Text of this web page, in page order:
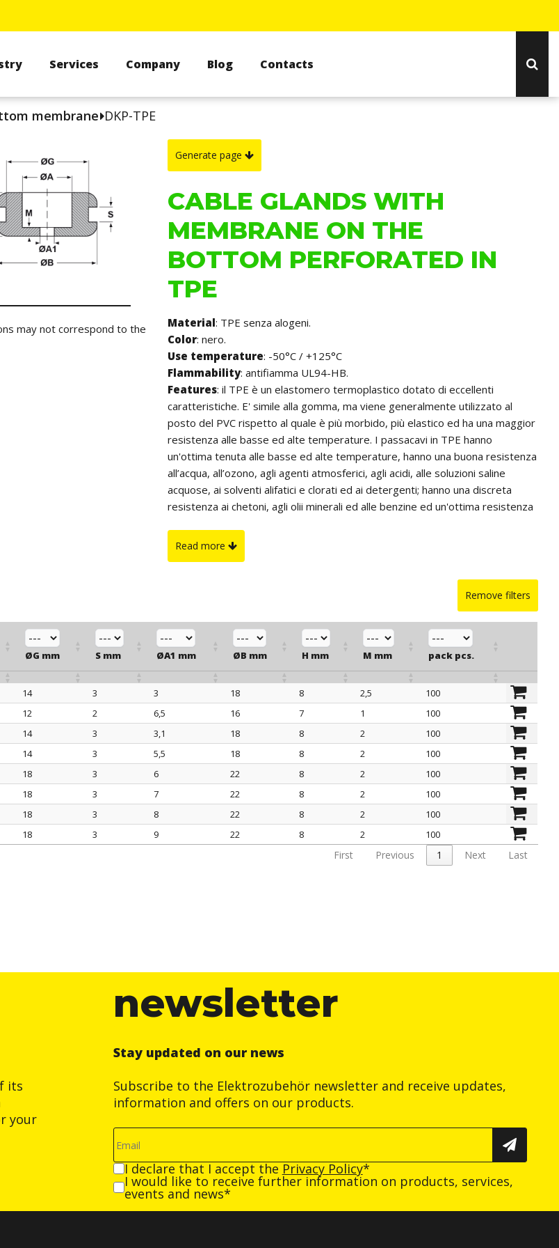
Services Company Blog Contacts
membrane DKP-TPE
may not correspond to the
Generate page
CABLE GLANDS WITH
MEMBRANE ON THE
BOTTOM PERFORATED IN
TPE
Material: TPE senza alogeni.
Color: nero.
Use temperature: -50°C / +125°C
Flammability: antifiamma UL94-HB.
Features: il TPE è un elastomero termoplastico dotato di eccellenti
caratteristiche. E' simile alla gomma, ma viene generalmente utilizzato al
posto del PVC rispetto al quale è più morbido, più elastico ed ha una maggior
resistenza alle basse ed alte temperature. I passacavi in TPE hanno
un'ottima tenuta alle basse ed alte temperature, hanno una buona resistenza
all’acqua, all’ozono, agli agenti atmosferici, agli acidi, alle soluzioni saline
acquose, ai solventi alifatici e clorati ed ai detergenti; hanno una discreta
resistenza ai chetoni, agli olii minerali ed alle benzine ed un'ottima resistenza
proprietà elettriche.
Inoltre, non contengono alogeni.
Read more
Remove filters
ØG mm S mm ØA1 mm ØB mm H mm M mm pack pcs.
ØG mm S mm ØA1 mm ØB mm H mm M mm pack pcs.
14 3 3 18 8 2,5
100
12 2 6,5 16 7 1
100
14 3 3,1 18 8 2
100
14 3 5,5 18 8 2
100
18 3 6 22 8 2
100
18 3 7 22 8 2
100
18 3 8 22 8 2
100
18 3 9 22 8 2
100
First Previous 1 Next Last
its
your
newsletter
Stay updated on our news
Subscribe to the Elektrozubehör newsletter and receive updates,
information and offers on our products.
I declare that I accept the Privacy Policy*
I would like to receive further information on products, services,
events and news*